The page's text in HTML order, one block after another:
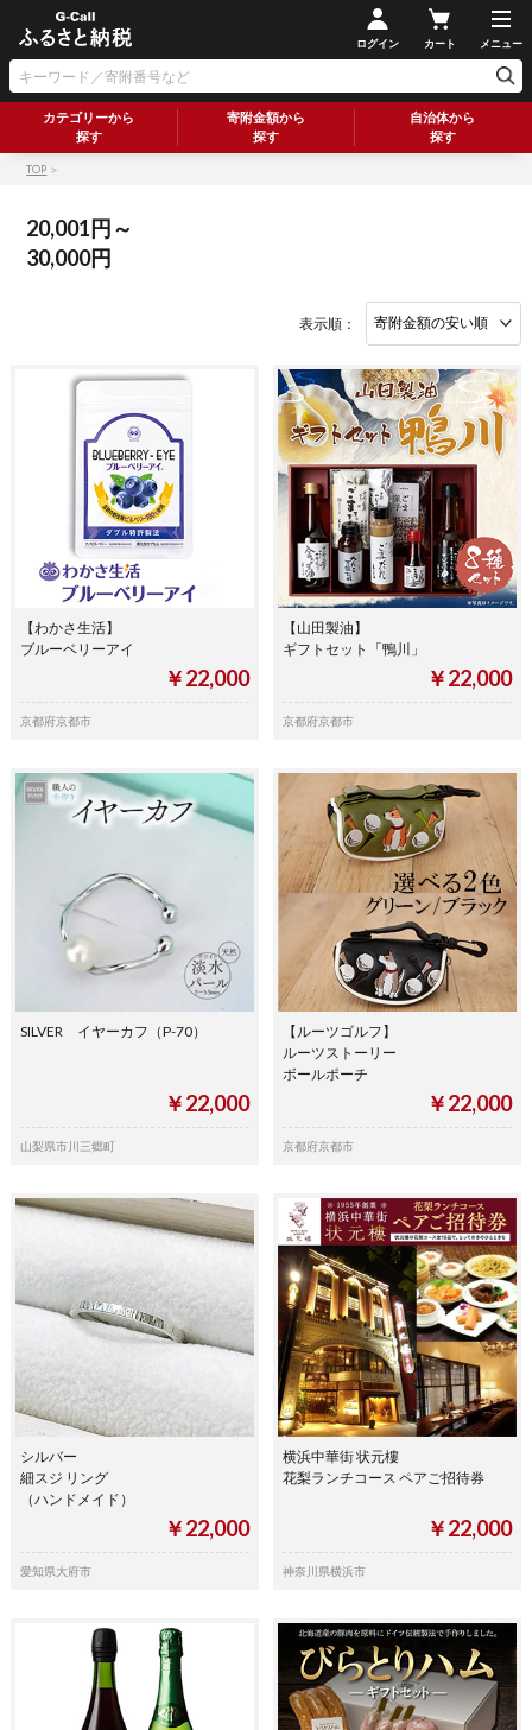
ログイン カート メニュー
カテゴリーから
探す
寄附金額から
探す
自治体から
探す
TOP ＞
20,001円～
30,000円
表示順：
【わかさ生活】
ブルーベリーアイ
￥22,000
京都府京都市
【山田製油】
ギフトセット「鴨川」
￥22,000
京都府京都市
SILVER イヤーカフ（P-70）
￥22,000
山梨県市川三郷町
【ルーツゴルフ】
ルーツストーリー
ボールポーチ
￥22,000
京都府京都市
シルバー
細スジ リング
（ハンドメイド）
￥22,000
愛知県大府市
横浜中華街 状元樓
花梨ランチコース ペアご招待券
￥22,000
神奈川県横浜市